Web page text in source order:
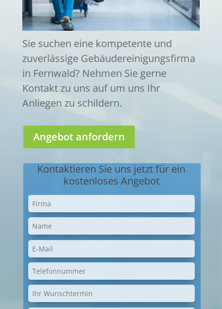
Sie suchen eine kompetente und
zuverlässige Gebäudereinigungsfirma
in Fernwald? Nehmen Sie gerne
Kontakt zu uns auf um uns Ihr
Anliegen zu schildern.
Angebot anfordern
Kontaktieren Sie uns jetzt für ein
kostenloses Angebot